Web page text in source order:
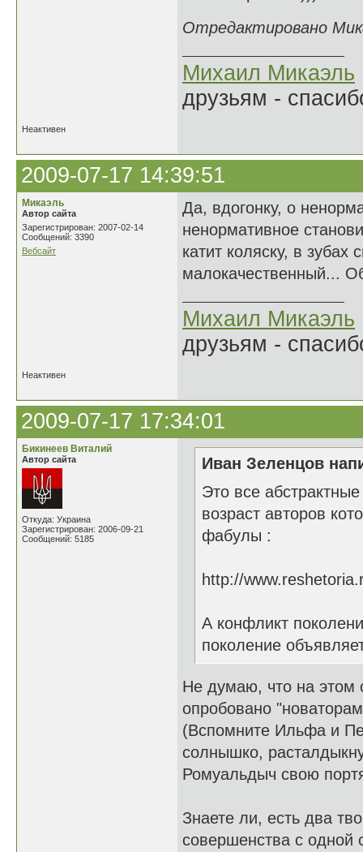
Отредактировано
Михаил Микаэль
друзьям -
Неактивен
2009-07-17 14:39:51
Микаэль
Автор сайта
Зарегистрирован: 2007-02-14
Сообщений: 3390
Вебсайт
Да, вдогонку, о
ненормативное
катит коляску, в зубах
малокачественный...
Михаил Микаэль
друзьям -
Неактивен
2009-07-17 17:34:01
Бикинеев Виталий
Автор сайта
Откуда: Украина
Зарегистрирован: 2006-09-21
Сообщений: 5185
Иван Зеленцов
Это все
возраст авторов
фабулы :
http://
А конфликт
поколение
Не думаю, что на этом
опробовано
(Вспомните Ильфа и
солнышко,
Ромуальдыч свою
Знаете ли, есть два
совершенства с одной